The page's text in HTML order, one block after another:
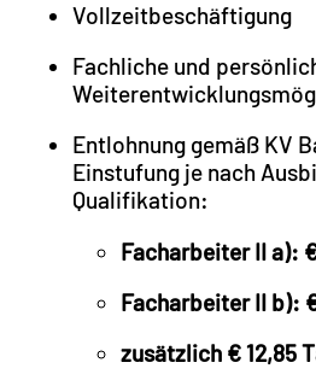
Vollzeitbeschäftigung
Fachliche und
Entlohnung gemäß KV
Einstufung je nach
Qualifikation:
Facharbeiter II a):
Facharbeiter II b):
zusätzlich € 12,85